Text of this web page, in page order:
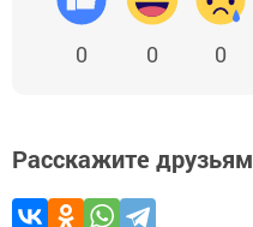
0 0 0
Расскажите друзьям